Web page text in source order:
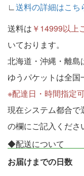
∟ 送料の詳細はこち
送料は ￥14999以上
いております。
北海道・沖縄・離島
ゆうパケットは全
※配達日・時間指定
現在システム都合
の欄にご記入くださ
◆配送について
お届けまでの日数